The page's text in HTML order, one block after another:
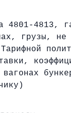
4801-4813,
грузы, не